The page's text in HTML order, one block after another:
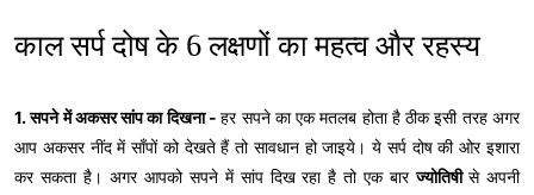
काल सर्प दोष के 6 लक्षणों का महत्व और रहस्य
1. सपने में अकसर सांप का दिखना -हर सपने का एक मतलब होता है ठीक इसी तरह अगर
आप अकसर नींद में साँपों को देखते हैं तो सावधान हो जाइये। ये सर्प दोष की ओर इशारा
कर सकता है। अगर आपको सपने में सांप दिख रहा है तो एक बारज्योतिषीसे अपनी